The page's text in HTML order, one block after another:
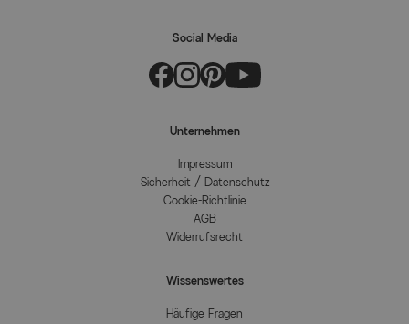
Social Media
Unternehmen
Impressum
Sicherheit / Datenschutz
Cookie-Richtlinie
AGB
Widerrufsrecht
Wissenswertes
Häufige Fragen